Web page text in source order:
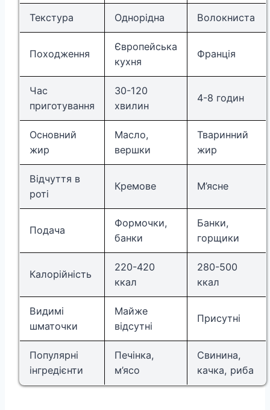
Текстура Однорідна Волокниста
Походження
Європейська
кухня
Франція
Час
приготування
30-120
хвилин
4-8 годин
Основний
жир
Масло,
вершки
Тваринний
жир
Відчуття в
роті
Кремове М’ясне
Подача
Формочки,
банки
Банки,
горщики
Калорійність
220-420
ккал
280-500
ккал
Видимі
шматочки
Майже
відсутні
Присутні
Популярні
інгредієнти
Печінка,
м’ясо
Свинина,
качка, риба